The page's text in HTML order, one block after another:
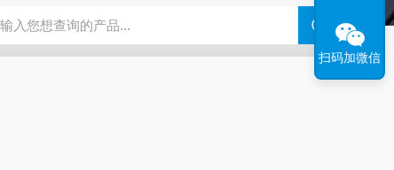
燥箱，烘箱控温范围300℃ DHG-9070B（70
扫码加微信